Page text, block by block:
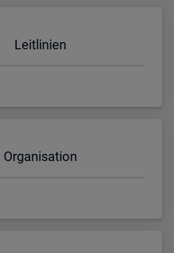
Leit­li­ni­en
Or­ga­ni­sa­ti­on